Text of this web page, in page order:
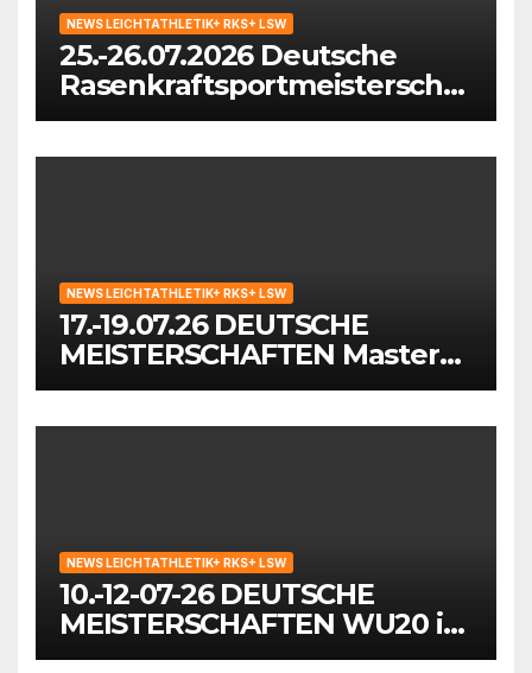
NEWS LEICHTATHLETIK+ RKS+ LSW
25.-26.07.2026 Deutsche
Rasenkraftsportmeisterschaf
ten der Masters in
NEWS LEICHTATHLETIK+ RKS+ LSW
17.-19.07.26 DEUTSCHE
MEISTERSCHAFTEN Masters
in Mönchengladbach
NEWS LEICHTATHLETIK+ RKS+ LSW
10.-12-07-26 DEUTSCHE
MEISTERSCHAFTEN WU20 in
Wattenscheid-Bochum